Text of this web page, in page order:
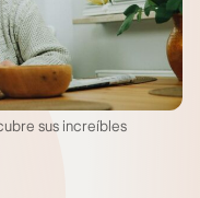
sus increíbles